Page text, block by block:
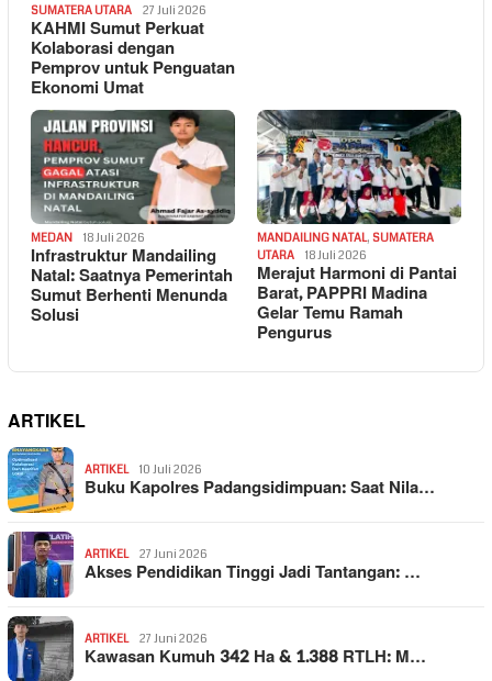
SUMATERA UTARA 27 Juli 2026
KAHMI Sumut Perkuat
Kolaborasi dengan
Pemprov untuk Penguatan
Ekonomi Umat
MEDAN 18 Juli 2026
Infrastruktur Mandailing
Natal: Saatnya Pemerintah
Sumut Berhenti Menunda
Solusi
MANDAILING NATAL, SUMATERA
UTARA
18 Juli 2026
Merajut Harmoni di Pantai
Barat, PAPPRI Madina
Gelar Temu Ramah
Pengurus
ARTIKEL
ARTIKEL 10 Juli 2026
Buku Kapolres Padangsidimpuan: Saat Nila…
ARTIKEL 27 Juni 2026
Akses Pendidikan Tinggi Jadi Tantangan: …
ARTIKEL 27 Juni 2026
Kawasan Kumuh 342 Ha & 1.388 RTLH: M…